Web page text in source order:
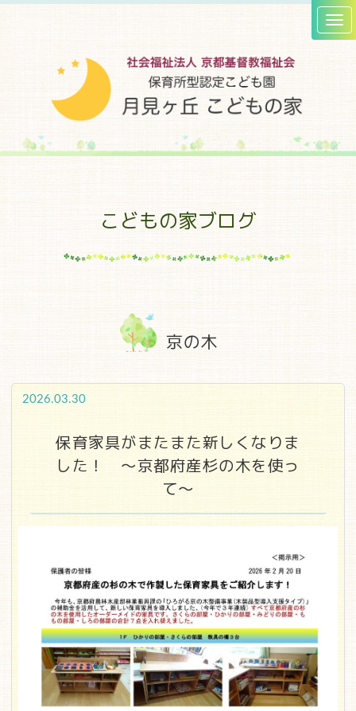
こどもの家ブログ
京の木
2026.03.30
保育家具がまたまた新しくなりま
した！ ～京都府産杉の木を使っ
て～